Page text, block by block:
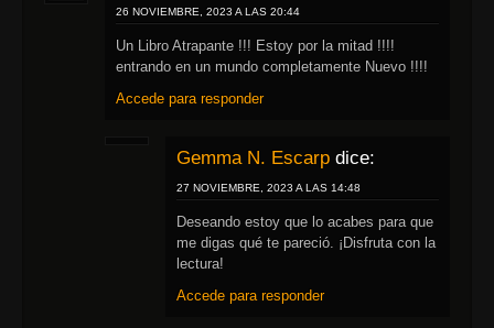
26 NOVIEMBRE, 2023 A LAS 20:44
Un Libro Atrapante !!! Estoy por la mitad !!!!
entrando en un mundo completamente Nuevo !!!!
Accede para responder
Gemma N. Escarp dice:
27 NOVIEMBRE, 2023 A LAS 14:48
Deseando estoy que lo acabes para que
me digas qué te pareció. ¡Disfruta con la
lectura!
Accede para responder